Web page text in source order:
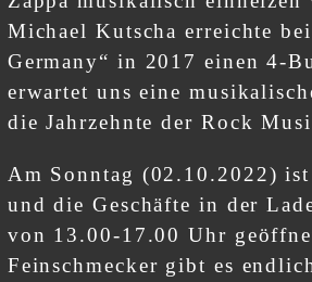
Michael Kutscha erreichte
Germany“ in 2017 einen 4-
erwartet uns eine
die Jahrzehnte der Rock
Am Sonntag (02.10.2022)
und die Geschäfte in der
von 13.00-17.00 Uhr
Feinschmecker gibt es